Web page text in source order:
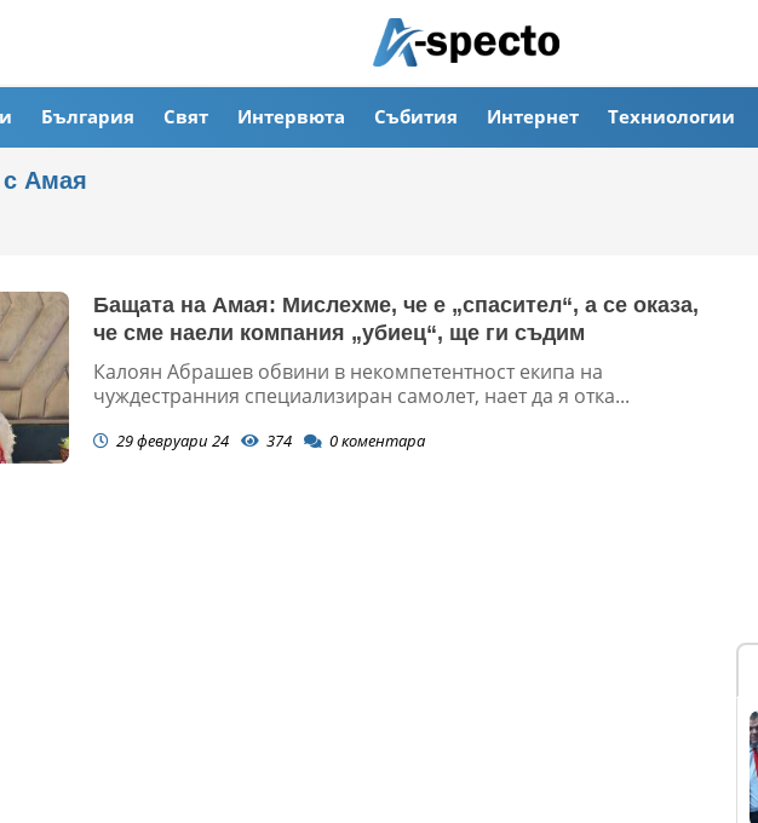
България Свят Интервюта Събития Интернет Техниологии
с Амая
Бащата на Амая: Мислехме, че е „спасител“, а се оказа,
че сме наели компания „убиец“, ще ги съдим
Калоян Абрашев обвини в некомпетентност екипа на
чуждестранния специализиран самолет, нает да я отка...
29 февруари 24 374 0коментара